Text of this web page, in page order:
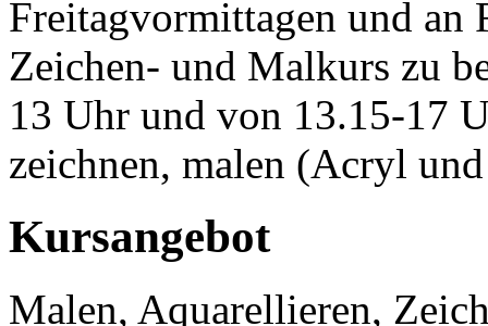
Freitagvormittagen und an
Zeichen- und Malkurs zu
13 Uhr und von 13.15-17
zeichnen, malen (Acryl
Kursangebot
Malen, Aquarellieren,